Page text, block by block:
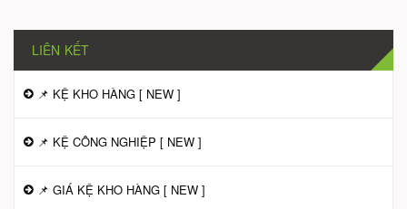
LIÊN KẾT
📌 KỆ KHO HÀNG [ NEW ]
📌 KỆ CÔNG NGHIỆP [ NEW ]
📌 GIÁ KỆ KHO HÀNG [ NEW ]